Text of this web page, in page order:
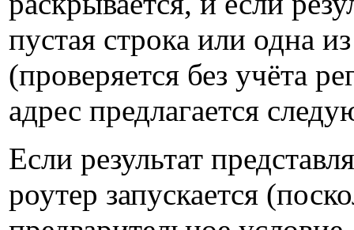
пустая строка или одна
(проверяется без учёта
адрес предлагается
Если результат
роутер запускается